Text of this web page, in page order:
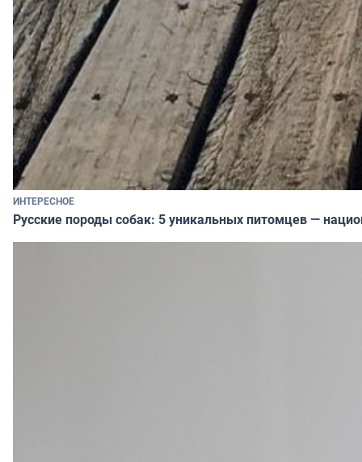
ИНТЕРЕСНОЕ
Русские породы собак: 5 уникальных питомцев —